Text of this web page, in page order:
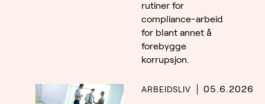
rutiner for
compliance-arbeid
for blant annet å
forebygge
korrupsjon.
ARBEIDSLIV 05.6.2026